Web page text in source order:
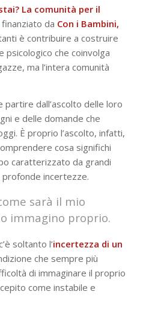
La comunità per il
da Con i Bambini,
è contribuire a costruire
psicologico che coinvolga
ma l’intera comunità
dall’ascolto delle loro
e delle domande che
È proprio l’ascolto, infatti,
cosa significhi
caratterizzato da grandi
incertezze.
sarà il mio
immagino proprio.
soltanto l’incertezza di un
che sempre più
di immaginare il proprio
come instabile e